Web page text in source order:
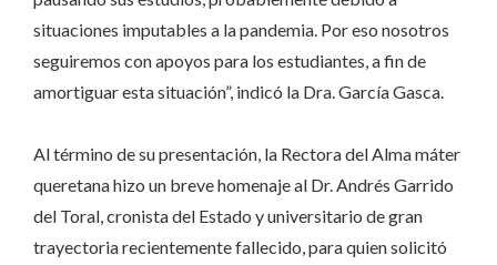
situaciones imputables a la pandemia. Por eso nosotros
seguiremos con apoyos para los estudiantes, a fin de
amortiguar esta situación”, indicó la Dra. García Gasca.
Al término de su presentación, la Rectora del Alma máter
queretana hizo un breve homenaje al Dr. Andrés Garrido
del Toral, cronista del Estado y universitario de gran
trayectoria recientemente fallecido, para quien solicitó